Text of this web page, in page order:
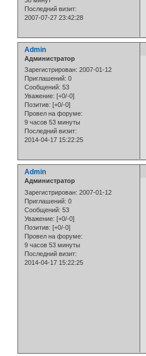
Последний визит:
2007-07-27 23:42:28
Admin
Администратор
Зарегистрирован: 2007-01-12
Приглашений: 0
Сообщений: 53
Уважение: [+0/-0]
Позитив: [+0/-0]
Провел на форуме:
9 часов 53 минуты
Последний визит:
2014-04-17 15:22:25
Admin
Администратор
Зарегистрирован: 2007-01-12
Приглашений: 0
Сообщений: 53
Уважение: [+0/-0]
Позитив: [+0/-0]
Провел на форуме:
9 часов 53 минуты
Последний визит:
2014-04-17 15:22:25